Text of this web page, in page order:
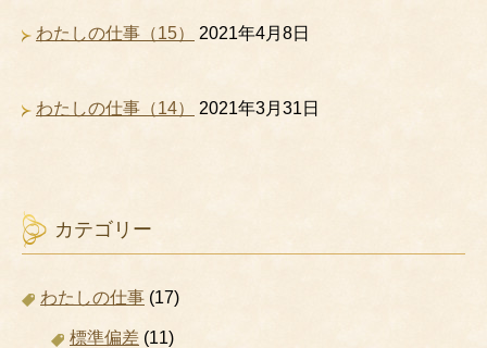
わたしの仕事（15） 2021年4月8日
わたしの仕事（14） 2021年3月31日
カテゴリー
わたしの仕事 (17)
標準偏差 (11)